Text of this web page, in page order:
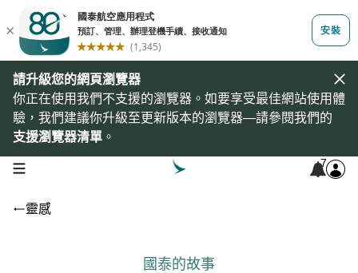
請升級您的網頁瀏覽器
你正在使用我們不支援的瀏覽器。如要享受最佳網站使用體
驗，我們建議你升級至更新版本的瀏覽器—請參閱我們的
支援瀏覽器清單 。
open navigation menu 7
靈感
國泰的故事